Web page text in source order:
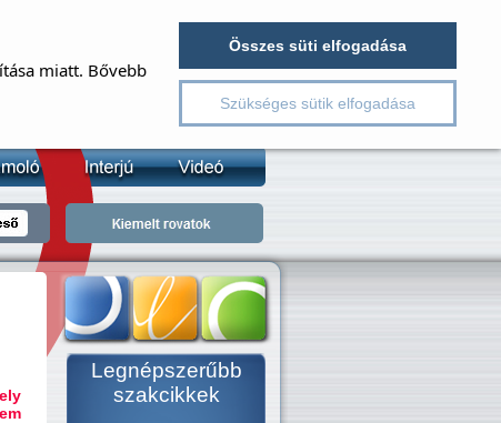
REGISZTRÁCIÓ
jelszó emlékeztető
Legnépszerűbb
szakcikkek
miatt. Bővebb
Összes süti elfogadása
Szükséges sütik elfogadása